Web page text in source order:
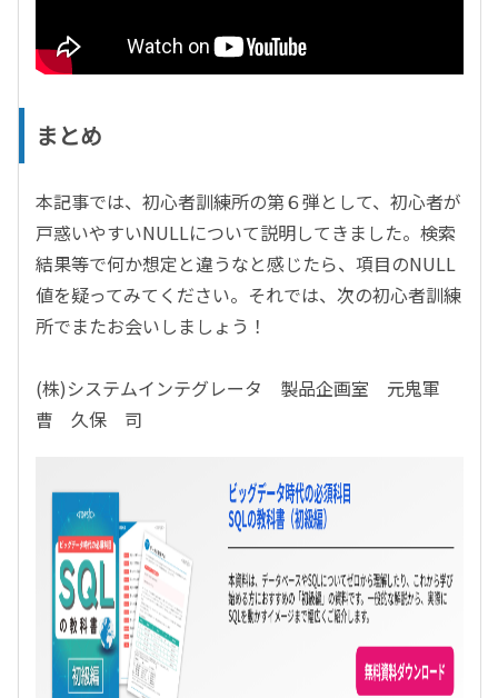
まとめ
本記事では、初心者訓練所の第６弾として、初心者が
戸惑いやすいNULLについて説明してきました。検索
結果等で何か想定と違うなと感じたら、項目のNULL
値を疑ってみてください。それでは、次の初心者訓練
所でまたお会いしましょう！
(株)システムインテグレータ 製品企画室 元鬼軍
曹 久保 司